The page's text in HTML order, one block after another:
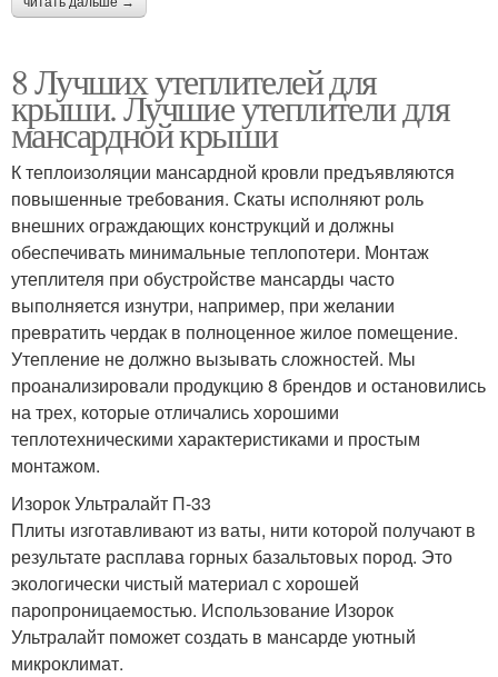
8 Лучших утеплителей для
крыши. Лучшие утеплители для
мансардной крыши
К теплоизоляции мансардной кровли предъявляются
повышенные требования. Скаты исполняют роль
внешних ограждающих конструкций и должны
обеспечивать минимальные теплопотери. Монтаж
утеплителя при обустройстве мансарды часто
выполняется изнутри, например, при желании
превратить чердак в полноценное жилое помещение.
Утепление не должно вызывать сложностей. Мы
проанализировали продукцию 8 брендов и остановились
на трех, которые отличались хорошими
теплотехническими характеристиками и простым
монтажом.
Изорок Ультралайт П-33
Плиты изготавливают из ваты, нити которой получают в
результате расплава горных базальтовых пород. Это
экологически чистый материал с хорошей
паропроницаемостью. Использование Изорок
Ультралайт поможет создать в мансарде уютный
микроклимат.